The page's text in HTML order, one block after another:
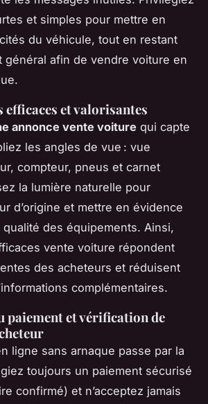
et simples pour mettre en
du véhicule, tout en restant
afin de vendre voiture en
efficaces et valorisantes
annonce vente voiture qui capte
les angles de vue : vue
compteur, pneus et carnet
la lumière naturelle pour
d’origine et mettre en évidence
des équipements. Ainsi,
vente voiture répondent
des acheteurs et réduisent
complémentaires.
paiement et vérification de
ligne sans arnaque passe par la
toujours un paiement sécurisé
confirmé) et n’acceptez jamais